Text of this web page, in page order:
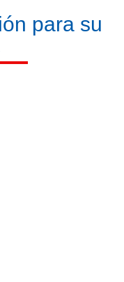
para su